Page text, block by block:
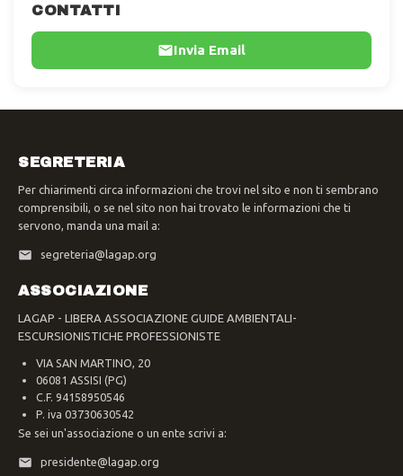
CONTATTI
Invia Email
SEGRETERIA
Per chiarimenti circa informazioni che trovi nel sito e non ti sembrano
comprensibili, o se nel sito non hai trovato le informazioni che ti
servono, manda una mail a:
segreteria@lagap.org
ASSOCIAZIONE
LAGAP - LIBERA ASSOCIAZIONE GUIDE AMBIENTALI-
ESCURSIONISTICHE PROFESSIONISTE
VIA SAN MARTINO, 20
06081 ASSISI (PG)
C.F. 94158950546
P. iva 03730630542
Se sei un'associazione o un ente scrivi a:
presidente@lagap.org